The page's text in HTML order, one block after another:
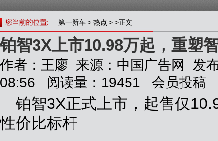
第一新车 > 热点 > >正文
铂智3X上市10.98万起，重塑
作者：王廖 来源：中国广告网 发
08:56 阅读量：19451 会员投稿
铂智3X正式上市，起售仅
性价比标杆